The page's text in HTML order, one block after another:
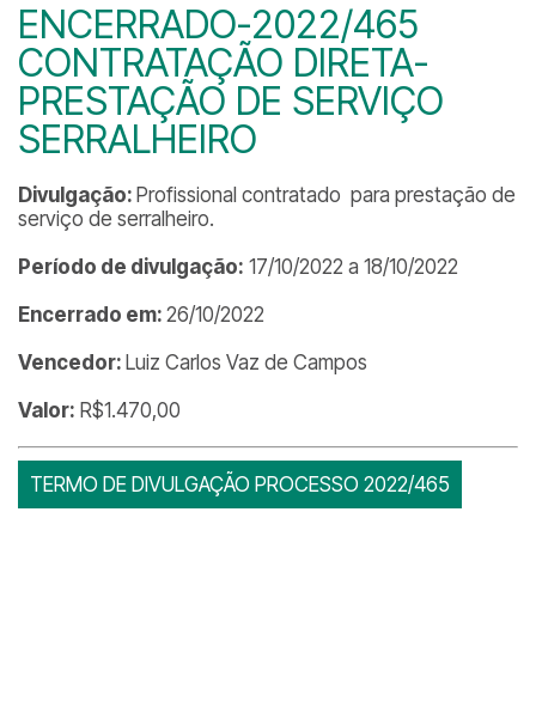
ENCERRADO-2022/465
CONTRATAÇÃO DIRETA-
PRESTAÇÃO DE SERVIÇO
SERRALHEIRO
Divulgação: Profissional contratado para prestação de
serviço de serralheiro.
Período de divulgação: 17/10/2022 a 18/10/2022
Encerrado em: 26/10/2022
Vencedor: Luiz Carlos Vaz de Campos
Valor: R$1.470,00
TERMO DE DIVULGAÇÃO PROCESSO 2022/465